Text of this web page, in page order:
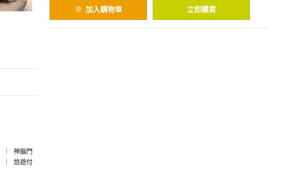
︱
神腦門
︱
悠遊付
加入購物車 立即購買